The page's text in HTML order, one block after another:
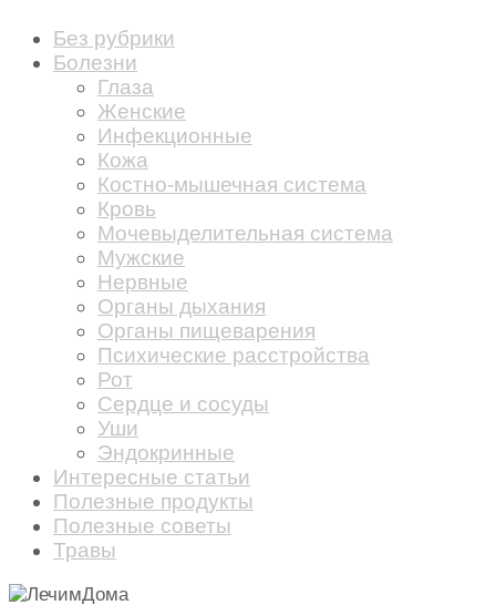
Без рубрики
Болезни
Глаза
Женские
Инфекционные
Кожа
Костно-мышечная система
Кровь
Мочевыделительная система
Мужские
Нервные
Органы дыхания
Органы пищеварения
Психические расстройства
Рот
Сердце и сосуды
Уши
Эндокринные
Интересные статьи
Полезные продукты
Полезные советы
Травы